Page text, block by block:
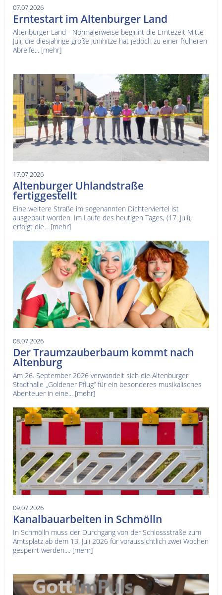
07.07.2026
Erntestart im Altenburger Land
Altenburger Land - Normalerweise beginnt die Erntezeit Mitte
Juli, die diesjährige große Junihitze hat jedoch zu einer früheren
Abreife... [mehr]
17.07.2026
Altenburger Uhlandstraße
fertiggestellt
Eine weitere Straße im sogenannten Dichterviertel ist
ausgebaut worden. Im Laufe des heutigen Tages, (17. Juli),
erfolgt die... [mehr]
08.07.2026
Der Traumzauberbaum kommt nach
Altenburg
Am 26. September 2026 verwandelt sich die Altenburger
Stadthalle „Goldener Pflug“ für ein besonderes musikalisches
Abenteuer in eine... [mehr]
09.07.2026
Kanalbauarbeiten in Schmölln
In Schmölln muss der Durchgang von der Schlossstraße zum
Amtsplatz ab dem 13. Juli 2026 für voraussichtlich zwei Wochen
gesperrt werden.... [mehr]